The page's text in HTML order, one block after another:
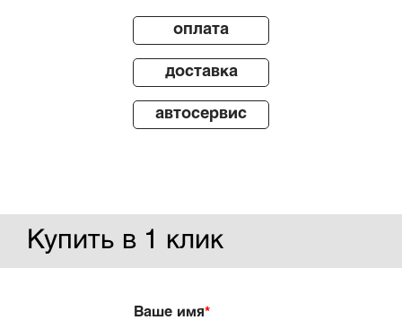
оплата
доставка
автосервис
Купить в 1 клик
Ваше имя*